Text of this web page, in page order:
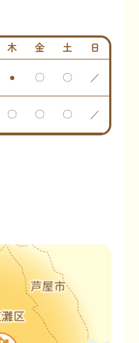
木 金 土 日
● 〇 〇 ／
〇 〇 〇 ／